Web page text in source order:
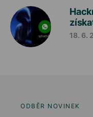
18. 6.
ODBĚR NOVINEK